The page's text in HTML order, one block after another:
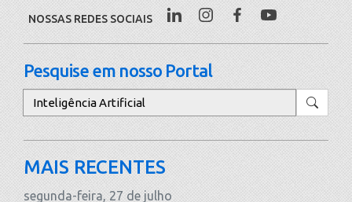
NOSSAS REDES SOCIAIS
Pesquise em nosso Portal
Pesquisar
MAIS RECENTES
segunda-feira, 27 de julho